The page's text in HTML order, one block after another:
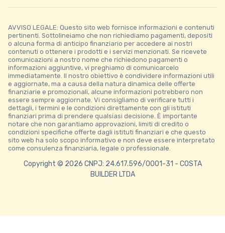
AVVISO LEGALE: Questo sito web fornisce informazioni e contenuti
pertinenti. Sottolineiamo che non richiediamo pagamenti, depositi
o alcuna forma di anticipo finanziario per accedere ai nostri
contenuti o ottenere i prodotti e i servizi menzionati. Se ricevete
comunicazioni a nostro nome che richiedono pagamenti o
informazioni aggiuntive, vi preghiamo di comunicarcelo
immediatamente. Il nostro obiettivo è condividere informazioni utili
e aggiornate, ma a causa della natura dinamica delle offerte
finanziarie e promozionali, alcune informazioni potrebbero non
essere sempre aggiornate. Vi consigliamo di verificare tutti i
dettagli, i termini e le condizioni direttamente con gli istituti
finanziari prima di prendere qualsiasi decisione. È importante
notare che non garantiamo approvazioni, limiti di credito o
condizioni specifiche offerte dagli istituti finanziari e che questo
sito web ha solo scopo informativo e non deve essere interpretato
come consulenza finanziaria, legale o professionale.
Copyright © 2026 CNPJ: 24.617.596/0001-31 - COSTA
BUILDER LTDA